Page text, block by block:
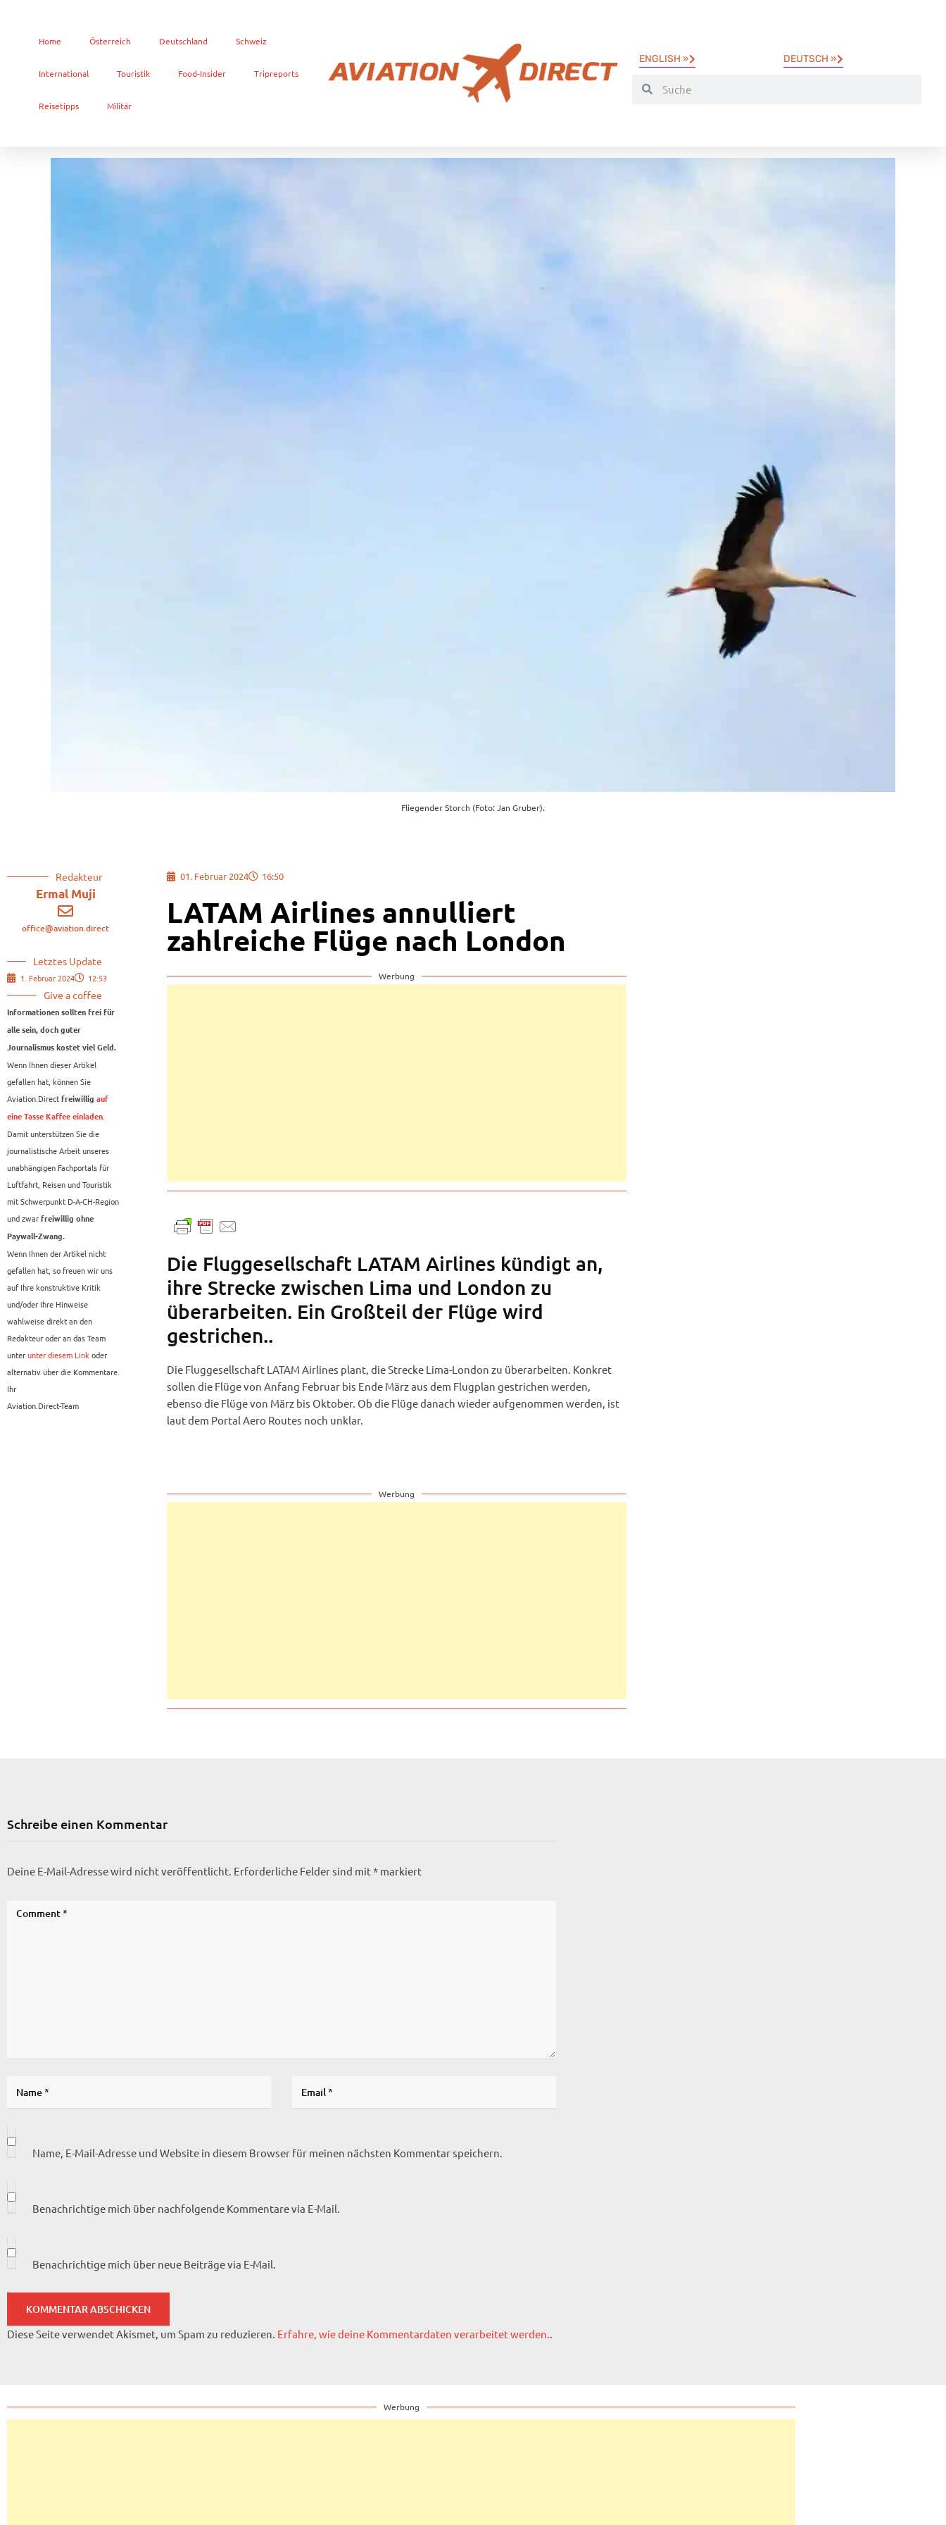
Home Österreich Deutschland Schweiz
International Touristik Food-Insider Tripreports
Reisetipps Militär
ENGLISH » DEUTSCH »
Fliegender Storch (Foto: Jan Gruber).
Redakteur
Ermal Muji
office@aviation.direct
Letztes Update
1. Februar 2024 12:53
Give a coffee
Informationen sollten frei für
alle sein, doch guter
Journalismus kostet viel Geld.
Wenn Ihnen dieser Artikel
gefallen hat, können Sie
Aviation.Direct freiwillig auf
eine Tasse Kaffee einladen.
Damit unterstützen Sie die
journalistische Arbeit unseres
unabhängigen Fachportals für
Luftfahrt, Reisen und Touristik
mit Schwerpunkt D-A-CH-Region
und zwar freiwillig ohne
Paywall-Zwang.
Wenn Ihnen der Artikel nicht
gefallen hat, so freuen wir uns
auf Ihre konstruktive Kritik
und/oder Ihre Hinweise
wahlweise direkt an den
Redakteur oder an das Team
unterunter diesem Linkoder
alternativ über die Kommentare.
Ihr
Aviation.Direct-Team
01. Februar 2024 16:50
LATAM Airlines annulliert
zahlreiche Flüge nach London
Werbung
Die Fluggesellschaft LATAM Airlines kündigt an,
ihre Strecke zwischen Lima und London zu
überarbeiten. Ein Großteil der Flüge wird
gestrichen..
Die Fluggesellschaft LATAM Airlines plant, die Strecke Lima-London zu überarbeiten. Konkret
sollen die Flüge von Anfang Februar bis Ende März aus dem Flugplan gestrichen werden,
ebenso die Flüge von März bis Oktober. Ob die Flüge danach wieder aufgenommen werden, ist
laut dem Portal Aero Routes noch unklar.
Werbung
Schreibe einen Kommentar
Deine E-Mail-Adresse wird nicht veröffentlicht. Erforderliche Felder sind mit* markiert
Name, E-Mail-Adresse und Website in diesem Browser für meinen nächsten Kommentar speichern.
Benachrichtige mich über nachfolgende Kommentare via E-Mail.
Benachrichtige mich über neue Beiträge via E-Mail.
Diese Seite verwendet Akismet, um Spam zu reduzieren. Erfahre, wie deine Kommentardaten verarbeitet werden..
Werbung